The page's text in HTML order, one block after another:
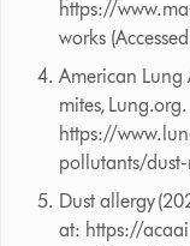
https://
works
American Lung
mites,
https://
pollutants/dust-
Dust allergy
at: https://